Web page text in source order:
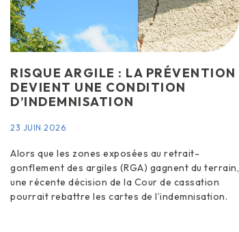
RISQUE ARGILE : LA PRÉVENTION
DEVIENT UNE CONDITION
D’INDEMNISATION
23 JUIN 2026
Alors que les zones exposées au retrait-
gonflement des argiles (RGA) gagnent du terrain,
une récente décision de la Cour de cassation
pourrait rebattre les cartes de l’indemnisation.